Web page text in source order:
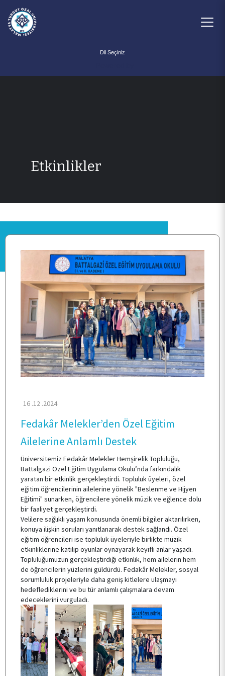
ANA SAYFA
BİRİMİMİZ
KALİTE
ÖĞRENCİ TOPLULUKLARI
TESİSLERİMİZ
YEMEK MENÜSÜ
MEVZUAT
SSS
İLETİŞİM
Etkinlikler
16 .12 .2024
Fedakâr Melekler’den Özel Eğitim
Ailelerine Anlamlı Destek
Üniversitemiz Fedakâr Melekler Hemşirelik Topluluğu,
Battalgazi Özel Eğitim Uygulama Okulu’nda farkındalık
yaratan bir etkinlik gerçekleştirdi. Topluluk üyeleri, özel
eğitim öğrencilerinin ailelerine yönelik "Beslenme ve Hijyen
Eğitimi" sunarken, öğrencilere yönelik müzik ve eğlence dolu
bir faaliyet gerçekleştirdi.
Velilere sağlıklı yaşam konusunda önemli bilgiler aktarılırken,
konuya ilişkin soruları yanıtlanarak destek sağlandı. Özel
eğitim öğrencileri ise topluluk üyeleriyle birlikte müzik
etkinliklerine katılıp oyunlar oynayarak keyifli anlar yaşadı.
Topluluğumuzun gerçekleştirdiği etkinlik, hem ailelerin hem
de öğrencilerin yüzlerini güldürdü. Fedakâr Melekler, sosyal
sorumluluk projeleriyle daha geniş kitlelere ulaşmayı
hedeflediklerini ve bu tür anlamlı çalışmalara devam
edeceklerini vurguladı.